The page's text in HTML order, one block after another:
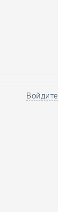
Войдите